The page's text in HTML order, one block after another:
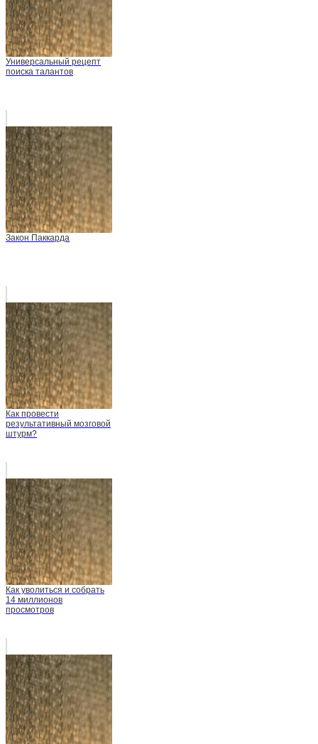
Универсальный рецепт
поиска талантов
Закон Паккарда
Как провести
результативный мозговой
штурм?
Как уволиться и собрать
14 миллионов
просмотров